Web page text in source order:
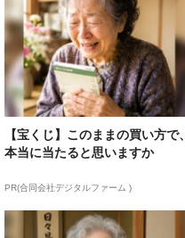
【宝くじ】このままの買い方で、
本当に当たると思いますか
PR(合同会社デジタルファーム )